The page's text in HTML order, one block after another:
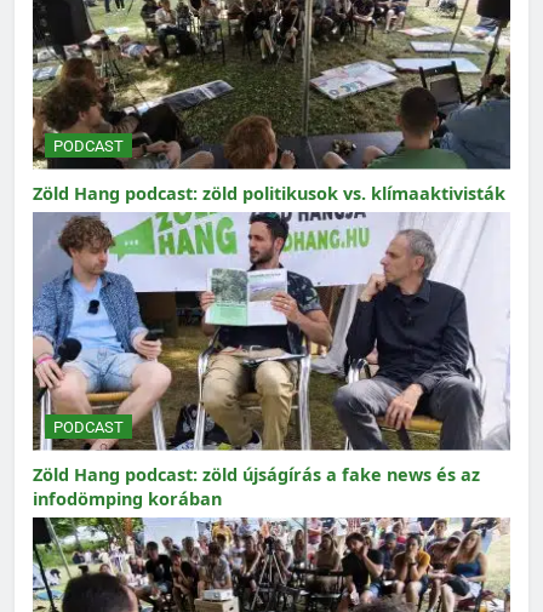
PODCAST
Zöld Hang podcast: zöld politikusok vs. klímaaktivisták
PODCAST
Zöld Hang podcast: zöld újságírás a fake news és az
infodömping korában